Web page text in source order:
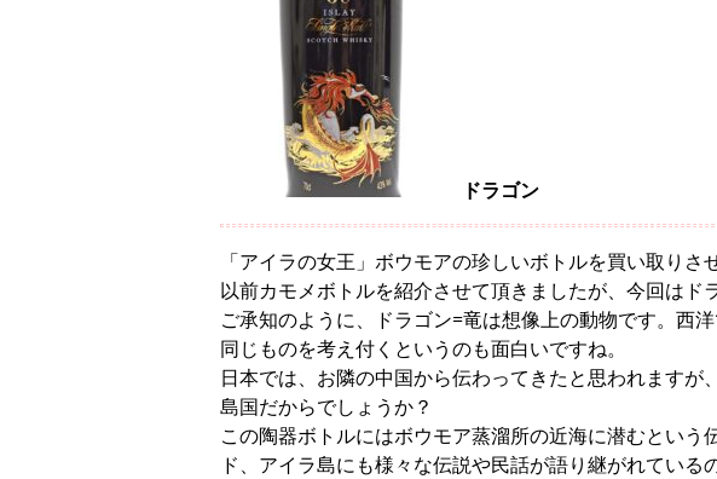
ドラゴン
「アイラの女王」ボウモアの珍しいボトルを買い取りさ
以前カモメボトルを紹介させて頂きましたが、今回はド
ご承知のように、ドラゴン=竜は想像上の動物です。西
同じものを考え付くというのも面白いですね。
日本では、お隣の中国から伝わってきたと思われます
島国だからでしょうか？
この陶器ボトルにはボウモア蒸溜所の近海に潜むとい
ド、アイラ島にも様々な伝説や民話が語り継がれてい